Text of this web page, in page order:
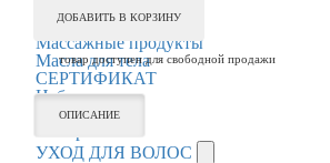
Дезодоранты
Массажные продукты
Масла для тела
СЕРТИФИКАТ
Наборы
Другое
УХОД ДЛЯ ВОЛОС
ДОБАВИТЬ В КОРЗИНУ
товар доступен для свободной продажи
ОПИСАНИЕ